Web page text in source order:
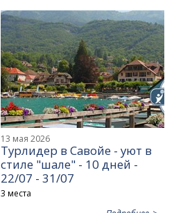
13 мая 2026
Турлидер в Савойе - уют в
стиле "шале" - 10 дней -
22/07 - 31/07
3 места